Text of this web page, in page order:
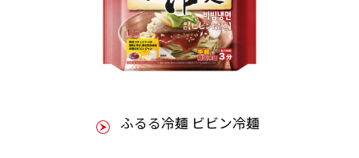
ふるる冷麺 ビビン冷麺